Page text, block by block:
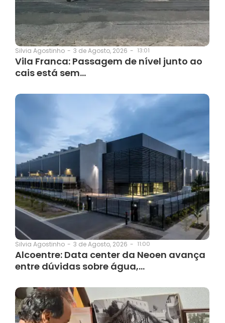
Silvia Agostinho - 3 de Agosto, 2026 - 13:01
Vila Franca: Passagem de nível junto ao
cais está sem…
Silvia Agostinho - 3 de Agosto, 2026 - 11:00
Alcoentre: Data center da Neoen avança
entre dúvidas sobre água,…